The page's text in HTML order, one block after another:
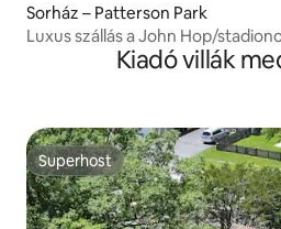
Sorház – Patterson Park
Luxus szállás a John Hop/
Kiadó villák
Superhost
Superhost